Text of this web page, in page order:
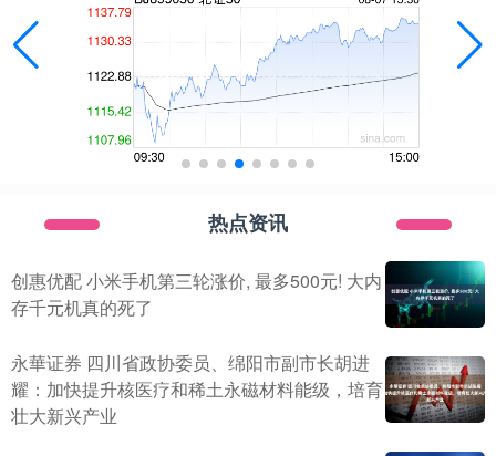
热点资讯
创惠优配 小米手机第三轮涨价, 最多500元! 大内
存千元机真的死了
永華证券 四川省政协委员、绵阳市副市长胡进
耀：加快提升核医疗和稀土永磁材料能级，培育
壮大新兴产业